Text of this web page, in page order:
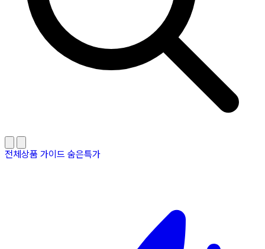
전체상품 가이드 숨은특가